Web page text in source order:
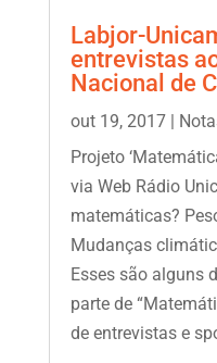
Labjor-
entrevistas
Nacional de
out 19, 2017|
Projeto
via Web Rádio
matemáticas?
Mudanças
Esses são alguns
parte de
de entrevistas e